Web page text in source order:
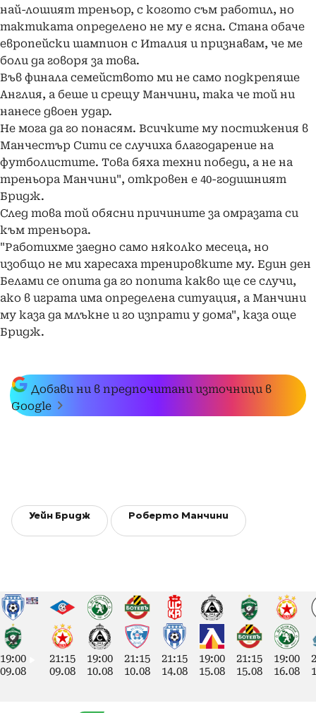
най-лошият треньор, с когото съм работил, но
тактиката определено не му е ясна. Стана обаче
европейски шампион с Италия и признавам, че ме
боли да говоря за това.
Във финала семейството ми не само подкрепяше
Англия, а беше и срещу Манчини, така че той ни
нанесе двоен удар.
Не мога да го понасям. Всичките му постижения в
Манчестър Сити се случиха благодарение на
футболистите. Това бяха техни победи, а не на
треньора Манчини", откровен е 40-годишният
Бридж.
След това той обясни причините за омразата си
към треньора.
"Работихме заедно само няколко месеца, но
изобщо не ми харесаха тренировките му. Един ден
Белами се опита да го попита какво ще се случи,
ако в играта има определена ситуация, а Манчини
му каза да млъкне и го изпрати у дома", каза още
Бридж.
Добави ни в предпочитани източници в
Google
Уейн Бридж Роберто Манчини
19:00
09.08
21:15
09.08
19:00
10.08
21:15
10.08
21:15
14.08
19:00
15.08
21:15
15.08
19:00
16.08